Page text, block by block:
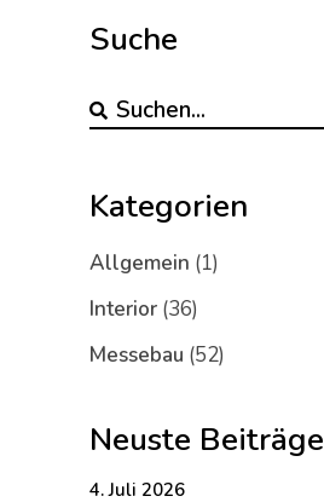
Suche
Kategorien
Allgemein (1)
Interior (36)
Messebau (52)
Neuste Beiträge
4. Juli 2026